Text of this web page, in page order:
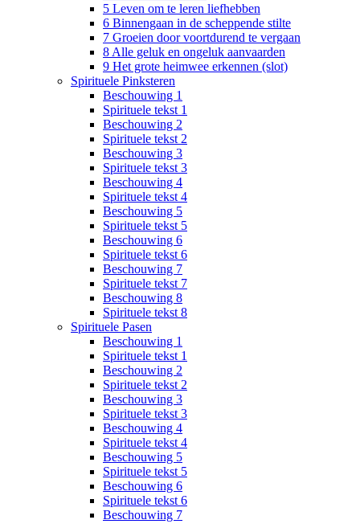
5 Leven om te leren liefhebben
6 Binnengaan in de scheppende stilte
7 Groeien door voortdurend te vergaan
8 Alle geluk en ongeluk aanvaarden
9 Het grote heimwee erkennen (slot)
Spirituele Pinksteren
Beschouwing 1
Spirituele tekst 1
Beschouwing 2
Spirituele tekst 2
Beschouwing 3
Spirituele tekst 3
Beschouwing 4
Spirituele tekst 4
Beschouwing 5
Spirituele tekst 5
Beschouwing 6
Spirituele tekst 6
Beschouwing 7
Spirituele tekst 7
Beschouwing 8
Spirituele tekst 8
Spirituele Pasen
Beschouwing 1
Spirituele tekst 1
Beschouwing 2
Spirituele tekst 2
Beschouwing 3
Spirituele tekst 3
Beschouwing 4
Spirituele tekst 4
Beschouwing 5
Spirituele tekst 5
Beschouwing 6
Spirituele tekst 6
Beschouwing 7